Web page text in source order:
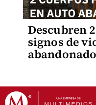
Descubren
signos de